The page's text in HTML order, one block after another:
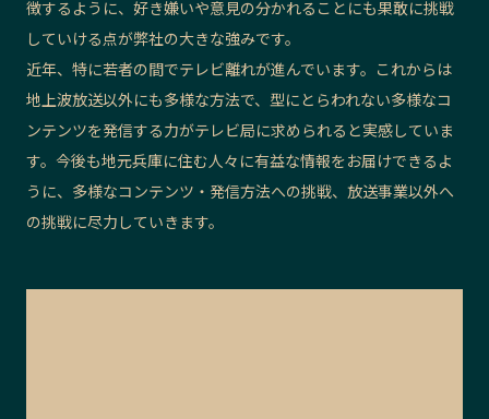
徴するように、好き嫌いや意見の分かれることにも果敢に挑戦
していける点が弊社の大きな強みです。
近年、特に若者の間でテレビ離れが進んでいます。これからは
地上波放送以外にも多様な方法で、型にとらわれない多様なコ
ンテンツを発信する力がテレビ局に求められると実感していま
す。今後も地元兵庫に住む人々に有益な情報をお届けできるよ
うに、多様なコンテンツ・発信方法への挑戦、放送事業以外へ
の挑戦に尽力していきます。